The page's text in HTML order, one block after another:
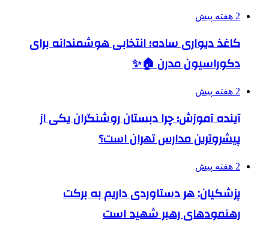
2 هفته پیش
کاغذ دیواری ساده؛ انتخابی هوشمندانه برای
دکوراسیون مدرن 🏠✨
2 هفته پیش
آینده آموزش؛ چرا دبستان روشنگران یکی از
پیشروترین مدارس تهران است؟
2 هفته پیش
پزشکیان: هر دستاوردی داریم به برکت
رهنمودهای رهبر شهید است